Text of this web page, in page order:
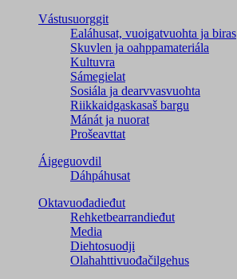
Vástusuorggit
Ealáhusat, vuoigatvuohta ja biras
Skuvlen ja oahppamateriála
Kultuvra
Sámegielat
Sosiála ja dearvvasvuohta
Riikkaidgaskasaš bargu
Mánát ja nuorat
Prošeavttat
Áigeguovdil
Dáhpáhusat
Oktavuođadieđut
Rehketbearrandieđut
Media
Diehtosuodji
Olahahttivuođačilgehus